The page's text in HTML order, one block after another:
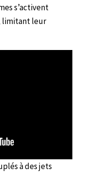
s’activent
limitant leur
à des jets